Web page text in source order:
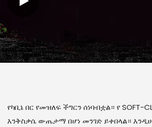
የካቢኔ በር የመዝለፍ ችግርን ሰነባብቷል። የ
እንቅስቃሴ ውጤታማ በሆነ መንገድ ይቀበላል።